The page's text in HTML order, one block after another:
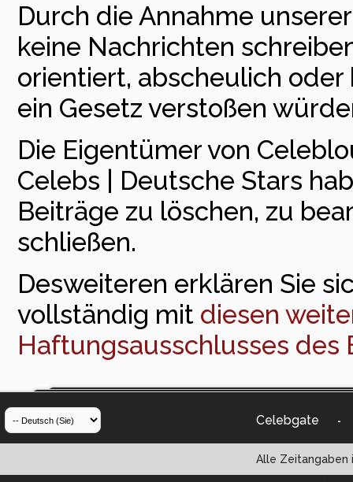
Durch die Annahme
keine Nachrichten
orientiert, abscheulich
ein Gesetz verstoßen
Die Eigentümer von
Celebs | Deutsche Stars
Beiträge zu löschen, zu
schließen.
Desweiteren erklären Sie
vollständig mit diesen
Haftungsausschlusses
Celebgate -
Alle Zeitangaben